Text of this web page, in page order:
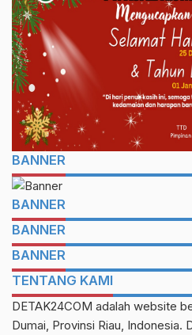
BANNER
BANNER
BANNER
BANNER
TENTANG KAMI
DETAK24COM adalah website
Dumai, Provinsi Riau, Indonesia.